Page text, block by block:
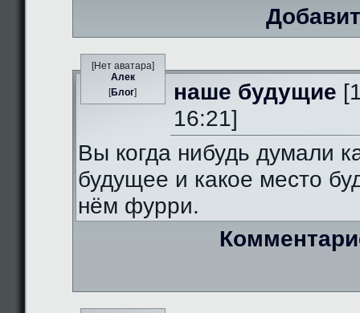
[Нет аватара]
Алек
[Блог] наше будущие
16:21]
Вы когда нибудь думали
будущее и какое место
нём фурри.